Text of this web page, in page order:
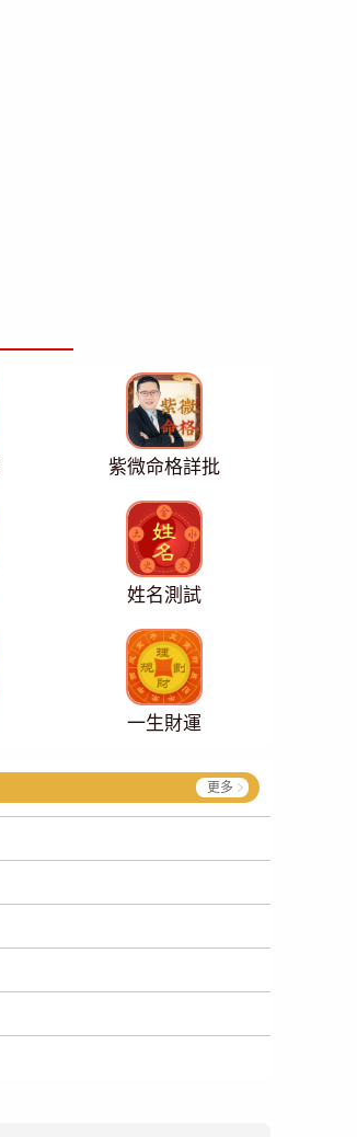
紫微命格詳批
姓名測試
一生財運
更多